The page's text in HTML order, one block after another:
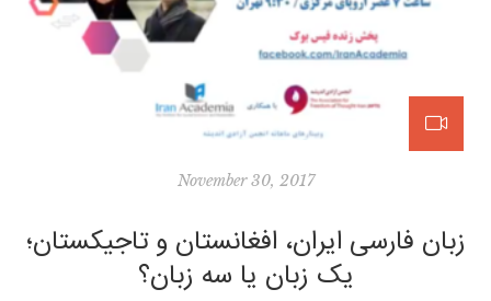
November 30, 2017
زبان فارسی ایران، افغانستان و تاجیکستان؛
یک زبان یا سه زبان؟